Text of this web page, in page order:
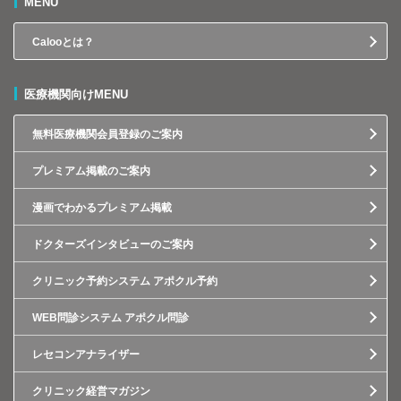
Calooとは？
医療機関向けMENU
無料医療機関会員登録のご案内
プレミアム掲載のご案内
漫画でわかるプレミアム掲載
ドクターズインタビューのご案内
クリニック予約システム アポクル予約
WEB問診システム アポクル問診
レセコンアナライザー
クリニック経営マガジン